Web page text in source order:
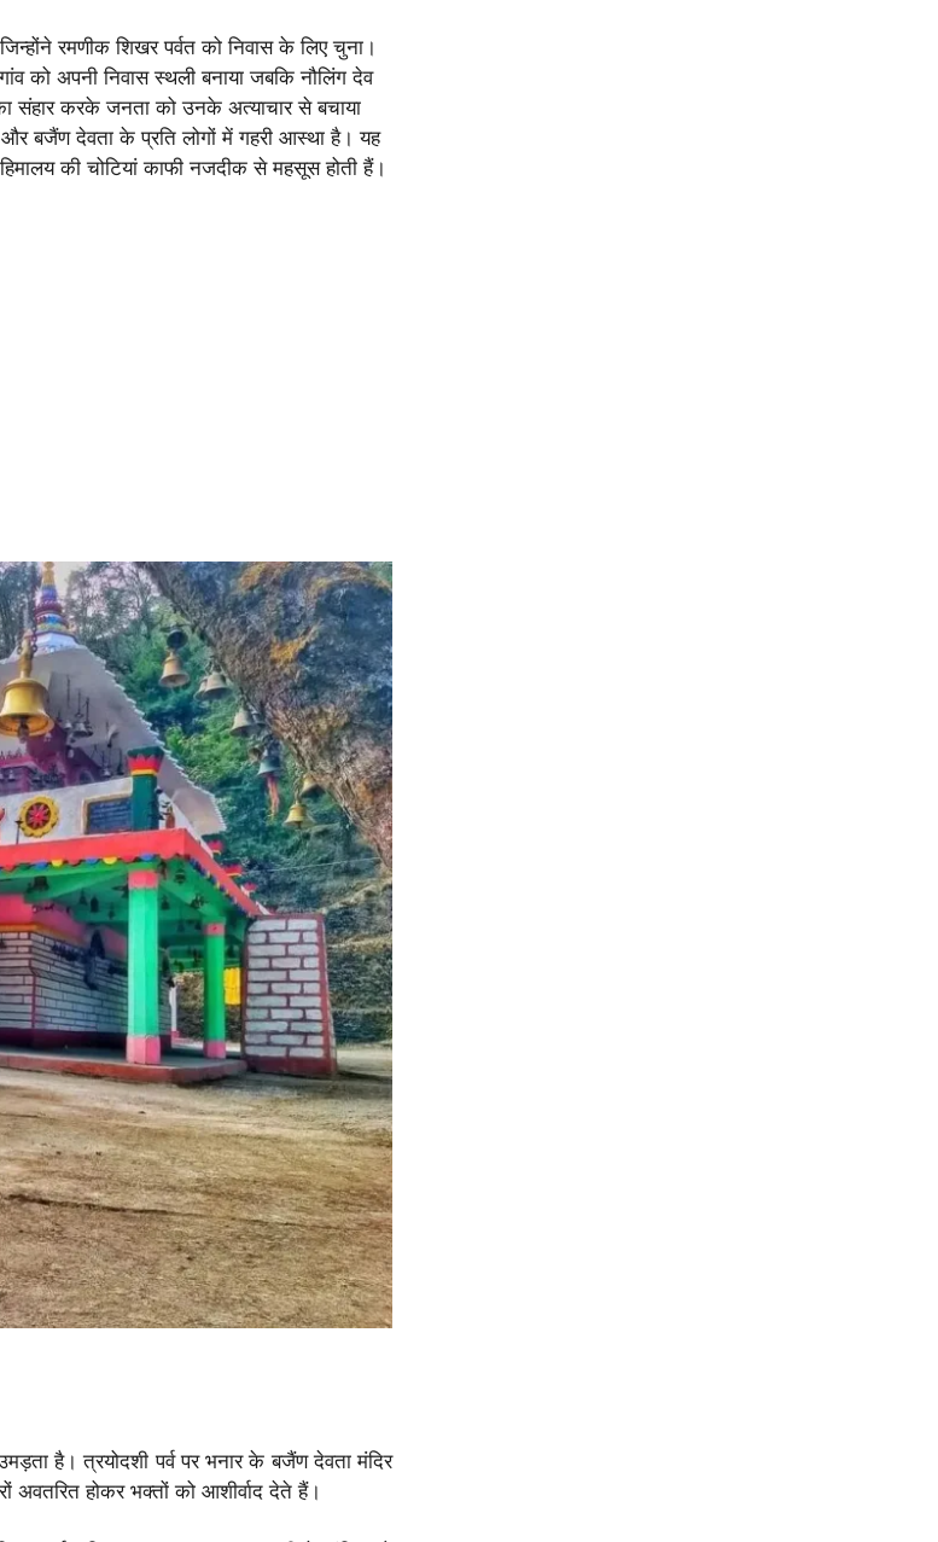
रमणीक शिखर पर्वत को निवास के लिए चुना।
को अपनी निवास स्थली बनाया जबकि नौलिंग देव
संहार करके जनता को उनके अत्याचार से बचाया
बजैंण देवता के प्रति लोगों में गहरी आस्था है। यह
की चोटियां काफी नजदीक से महसूस होती हैं।
है। त्रयोदशी पर्व पर भनार के बजैंण देवता मंदिर
अवतरित होकर भक्तों को आशीर्वाद देते हैं।